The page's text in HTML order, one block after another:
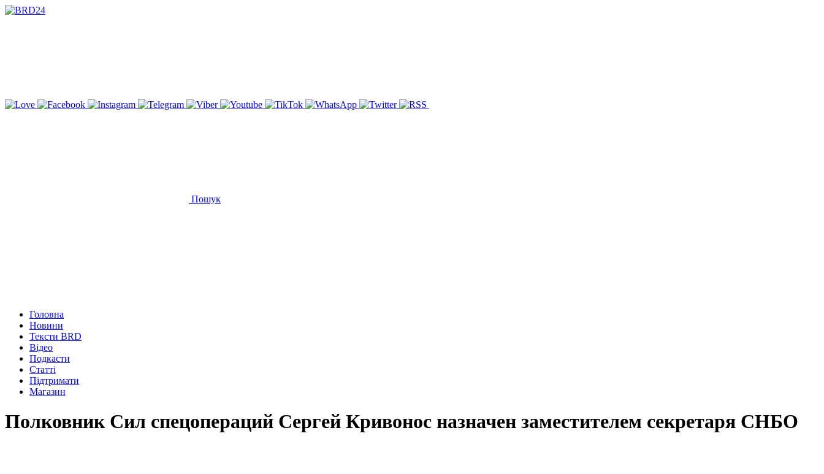
Пошук
Головна
Новини
Тексти BRD
Відео
Подкасти
Статті
Підтримати
Магазин
Полковник Сил спецопераций Сергей Кривонос назначен заместителем секретаря СНБО